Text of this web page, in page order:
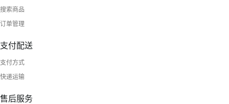
搜索商品
订单管理
支付配送
支付方式
快递运输
售后服务